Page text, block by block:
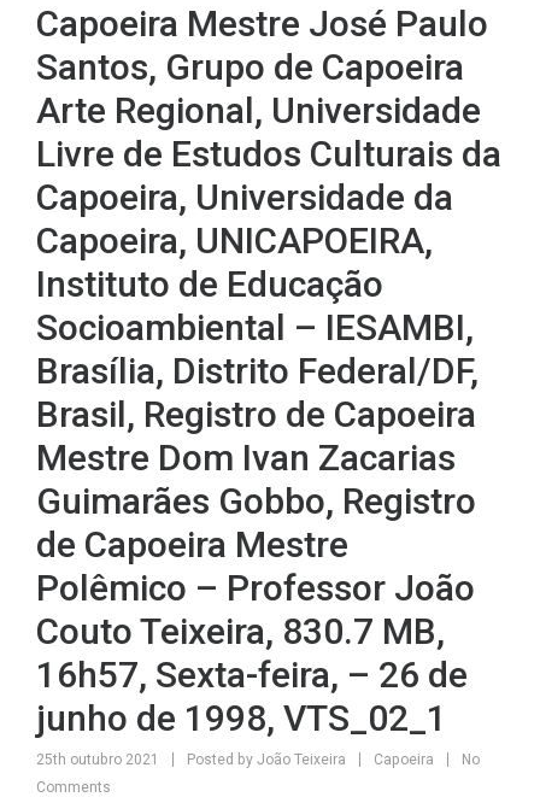
Capoeira Mestre José Paulo
Santos, Grupo de Capoeira
Arte Regional, Universidade
Livre de Estudos Culturais da
Capoeira, Universidade da
Capoeira, UNICAPOEIRA,
Instituto de Educação
Socioambiental – IESAMBI,
Brasília, Distrito Federal/DF,
Brasil, Registro de Capoeira
Mestre Dom Ivan Zacarias
Guimarães Gobbo, Registro
de Capoeira Mestre
Polêmico – Professor João
Couto Teixeira, 830.7 MB,
16h57, Sexta-feira, – 26 de
junho de 1998, VTS_02_1
25th outubro 2021 Posted by João Teixeira Capoeira
No
Comments